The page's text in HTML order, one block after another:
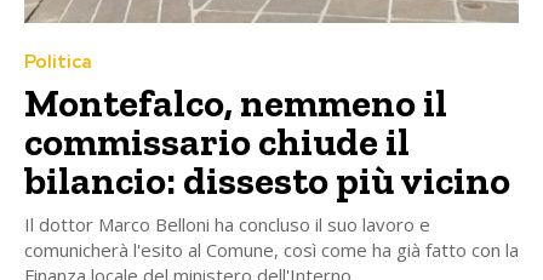
Politica
Montefalco, nemmeno il
commissario chiude il
bilancio: dissesto più vicino
Il dottor Marco Belloni ha concluso il suo lavoro e
comunicherà l'esito al Comune, così come ha già fatto con la
Finanza locale del ministero dell'Interno